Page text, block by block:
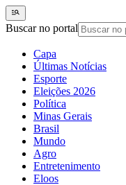
Buscar no portal
Capa
Últimas Notícias
Esporte
Eleições 2026
Política
Minas Gerais
Brasil
Mundo
Agro
Entretenimento
Eloos